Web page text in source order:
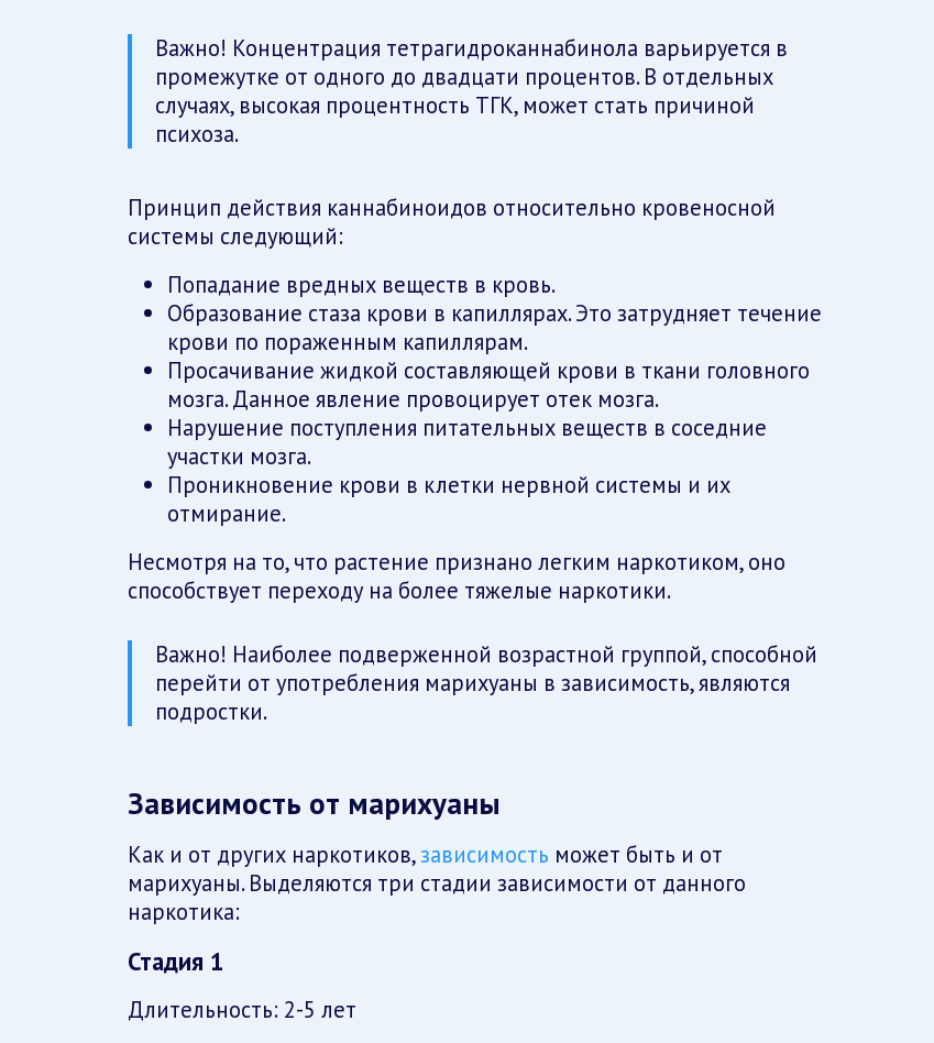
Важно! Концентрация тетрагидроканнабинола варьируется в
промежутке от одного до двадцати процентов. В отдельных
случаях, высокая процентность ТГК, может стать причиной
психоза.
Принцип действия каннабиноидов относительно кровеносной
системы следующий:
Попадание вредных веществ в кровь.
Образование стаза крови в капиллярах. Это затрудняет течение
крови по пораженным капиллярам.
Просачивание жидкой составляющей крови в ткани головного
мозга. Данное явление провоцирует отек мозга.
Нарушение поступления питательных веществ в соседние
участки мозга.
Проникновение крови в клетки нервной системы и их
отмирание.
Несмотря на то, что растение признано легким наркотиком, оно
способствует переходу на более тяжелые наркотики.
Важно! Наиболее подверженной возрастной группой, способной
перейти от употребления марихуаны в зависимость, являются
подростки.
Зависимость от марихуаны
Как и от других наркотиков,зависимость может быть и от
марихуаны. Выделяются три стадии зависимости от данного
наркотика:
Стадия 1
Длительность: 2-5 лет